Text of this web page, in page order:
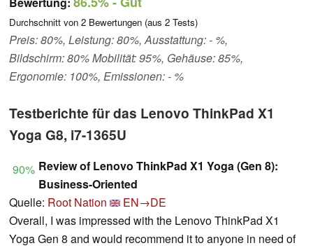
Durchschnitt von 2 Bewertungen (aus 2 Tests)
Preis: 80%, Leistung: 80%, Ausstattung: - %,
Bildschirm: 80% Mobilität: 95%, Gehäuse: 85%,
Ergonomie: 100%, Emissionen: - %
Testberichte für das Lenovo ThinkPad X1
Yoga G8, i7-1365U
90% Review of Lenovo ThinkPad X1 Yoga (Gen 8):
Business-Oriented
Quelle: Root Nation
EN→DE
Overall, I was impressed with the Lenovo ThinkPad X1
Yoga Gen 8 and would recommend it to anyone in need of